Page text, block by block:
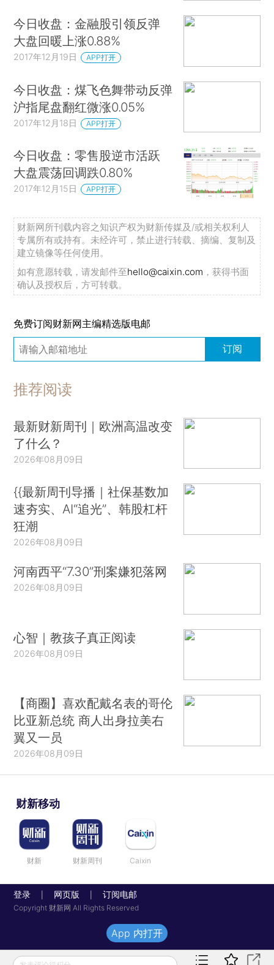
今日收盘：金融股引领反弹
大盘回暖上涨0.88%
2017年12月19日 APP打开
今日收盘：煤飞色舞带动反弹
沪指尾盘翻红微涨0.05%
2017年12月18日 APP打开
今日收盘：零售股逆市活跃
大盘震荡回调跌0.80%
2017年12月15日 APP打开
财新网所刊载内容之知识产权为财新传媒及/或相关权利人
专属所有或持有。未经许可，禁止进行转载、摘编、复制及
建立镜像等任何使用。
如有意愿转载，请发邮件至hello@caixin.com ，获得书面
确认及授权后，方可转载。
免费订阅财新网主编精选版电邮
订阅
推荐阅读
最新财新周刊｜欧洲高温改变
了什么？
2026年08月09日
{{最新周刊导播｜社保基数加
速夯实、AI“追光”、韩股杠杆
狂潮
2026年08月09日
河南西平“7.30”刑案嫌犯落网
2026年08月09日
心智｜教孩子真正阅读
2026年08月09日
【商圈】喜欢配戴名表的哥伦
比亚新总统 商人出身拉美右
翼又一员
2026年08月09日
财新移动
财新 财新周刊 Caixin
登录 网页版 订阅电邮
Copyright 财新网 All Rights Reserved
App 内打开